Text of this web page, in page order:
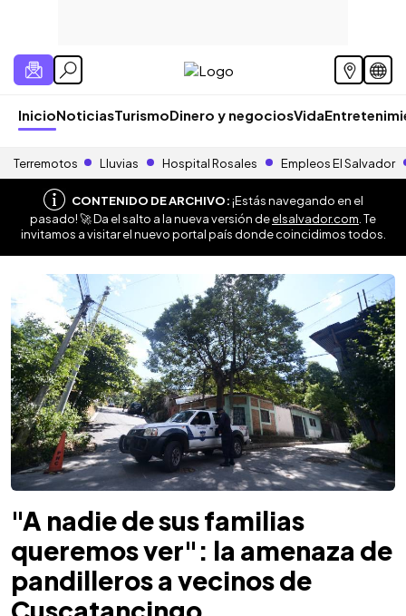
InicioNoticiasTurismoDinero y negociosVida
Terremotos Lluvias Hospital Rosales Empleos El Salvador
CONTENIDO DE ARCHIVO:¡Estás navegando en el
pasado! 🚀 Da el salto a la nueva versión deelsalvador.com . Te
invitamos a visitar el nuevo portal país donde coincidimos todos.
"A nadie de sus familias
queremos ver": la amenaza de
pandilleros a vecinos de
Cuscatancingo